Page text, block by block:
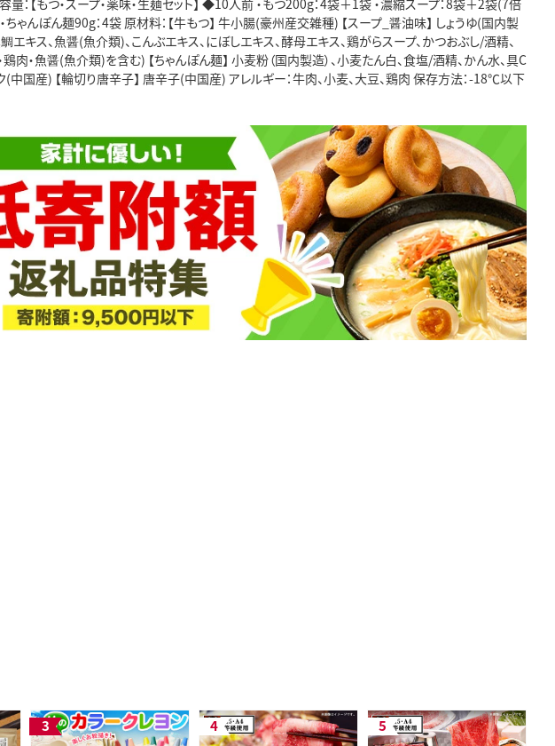
：【もつ・スープ・薬味・生麺セット】 ◆10人前 ・もつ200g：4袋＋1袋 ・濃縮スープ：8袋＋2袋(7倍
ゃんぽん麺90g：4袋 原材料：【牛もつ】 牛小腸(豪州産交雑種) 【スープ_醤油味】 しょうゆ(国内製
エキス、魚醤(魚介類)、こんぶエキス、にぼしエキス、酵母エキス、鶏がらスープ、かつおぶし/酒精、
肉・魚醤(魚介類)を含む) 【ちゃんぽん麺】 小麦粉（国内製造）、小麦たん白、食塩/酒精、かん水、具C
(中国産) 【輪切り唐辛子】 唐辛子(中国産) アレルギー：牛肉、小麦、大豆、鶏肉 保存方法：-18℃以下